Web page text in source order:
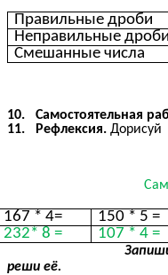
Правильные дроби
Неправильные дроби
Смешанные числа
10. Самостоятельная
11. Рефлексия. Дорисуй
167 * 4=
150 * 5 =
232* 8 =
107 * 4 =
реши её.